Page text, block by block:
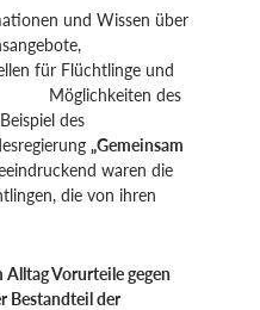
und Wissen über
für Flüchtlinge und
Möglichkeiten des
des
„Gemeinsam
waren die
die von ihren
Alltag Vorurteile gegen
Bestandteil der